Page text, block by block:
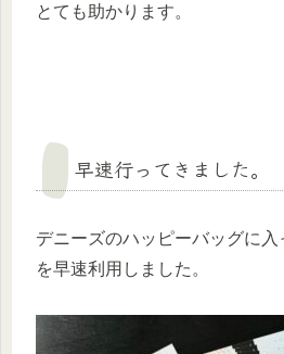
とても助かります。
早速行ってきました。
デニーズのハッピーバッグに
を早速利用しました。